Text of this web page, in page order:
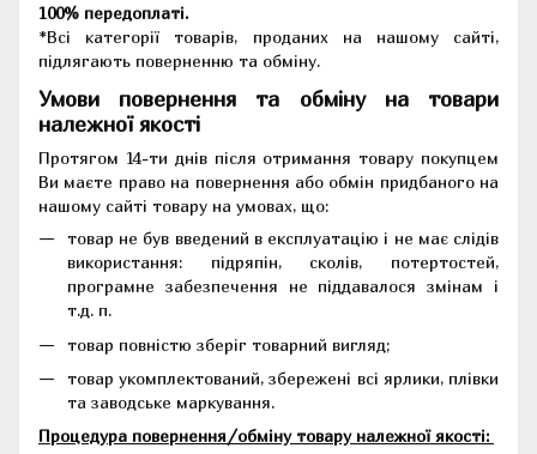
100% передоплаті.
*Всі категорії товарів, проданих на нашому сайті,
підлягають поверненню та обміну.
Умови повернення та обміну на товари
належної якості
Протягом 14-ти днів після отримання товару покупцем
Ви маєте право на повернення або обмін придбаного на
нашому сайті товару на умовах, що:
товар не був введений в експлуатацію і не має слідів
використання: підряпін, сколів, потертостей,
програмне забезпечення не піддавалося змінам і
т.д. п.
товар повністю зберіг товарний вигляд;
товар укомплектований, збережені всі ярлики, плівки
та заводське маркування.
Процедура повернення/обміну товару належної якості: